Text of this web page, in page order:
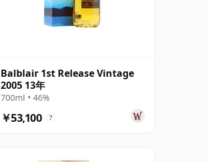
Balblair 1st Release Vintage
2005 13年
700ml • 46%
￥53,100 ?